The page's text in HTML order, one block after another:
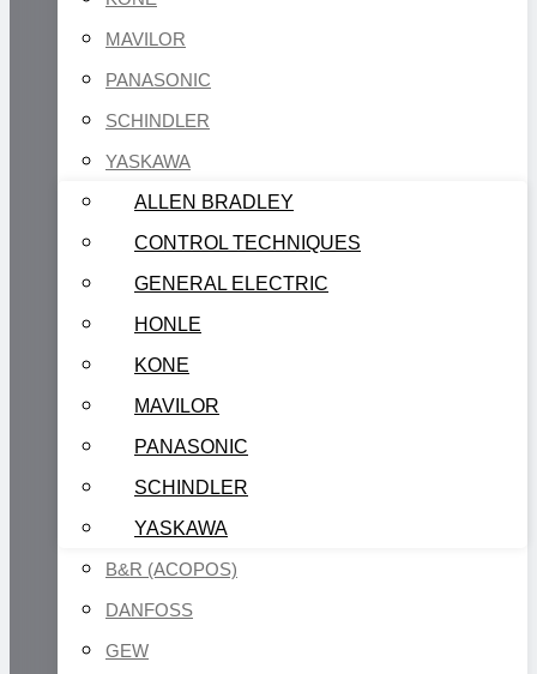
MAVILOR
PANASONIC
SCHINDLER
YASKAWA
ALLEN BRADLEY
CONTROL TECHNIQUES
GENERAL ELECTRIC
HONLE
KONE
MAVILOR
PANASONIC
SCHINDLER
YASKAWA
B&R (ACOPOS)
DANFOSS
GEW